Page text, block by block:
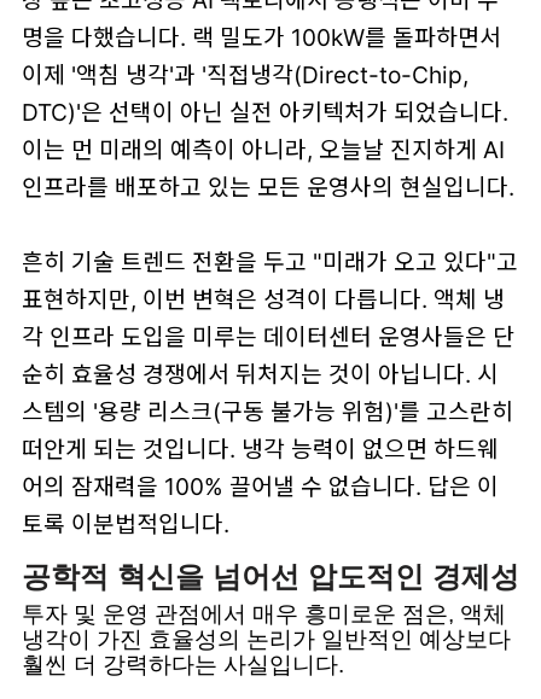
명을 다했습니다. 랙 밀도가 100kW를 돌파하면서
이제 '액침 냉각'과 '직접냉각(Direct-to-Chip,
DTC)'은 선택이 아닌 실전 아키텍처가 되었습니다.
이는 먼 미래의 예측이 아니라, 오늘날 진지하게 AI
인프라를 배포하고 있는 모든 운영사의 현실입니다.
흔히 기술 트렌드 전환을 두고 "미래가 오고 있다"고
표현하지만, 이번 변혁은 성격이 다릅니다. 액체 냉
각 인프라 도입을 미루는 데이터센터 운영사들은 단
순히 효율성 경쟁에서 뒤처지는 것이 아닙니다. 시
스템의 '용량 리스크(구동 불가능 위험)'를 고스란히
떠안게 되는 것입니다. 냉각 능력이 없으면 하드웨
어의 잠재력을 100% 끌어낼 수 없습니다. 답은 이
토록 이분법적입니다.
공학적 혁신을 넘어선 압도적인 경제성
투자 및 운영 관점에서 매우 흥미로운 점은, 액체
냉각이 가진 효율성의 논리가 일반적인 예상보다
훨씬 더 강력하다는 사실입니다.